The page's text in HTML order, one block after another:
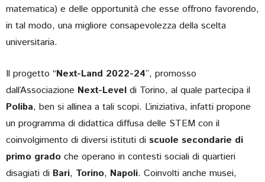
matematica) e delle opportunità che esse offrono favorendo,
in tal modo, una migliore consapevolezza della scelta
universitaria.
Il progetto “Next-Land 2022-24”, promosso
dall’Associazione Next-Level di Torino, al quale partecipa il
Poliba, ben si allinea a tali scopi. L’iniziativa, infatti propone
un programma di didattica diffusa delle STEM con il
coinvolgimento di diversi istituti di scuole secondarie di
primo grado che operano in contesti sociali di quartieri
disagiati di Bari, Torino, Napoli. Coinvolti anche musei,